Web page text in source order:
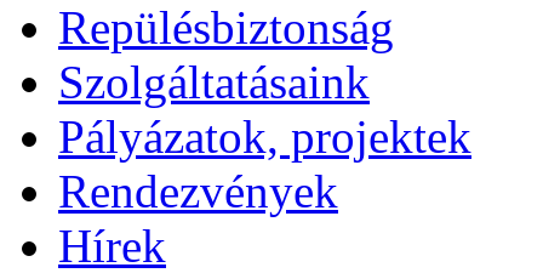
Repülésbiztonság
Szolgáltatásaink
Pályázatok, projektek
Rendezvények
Hírek